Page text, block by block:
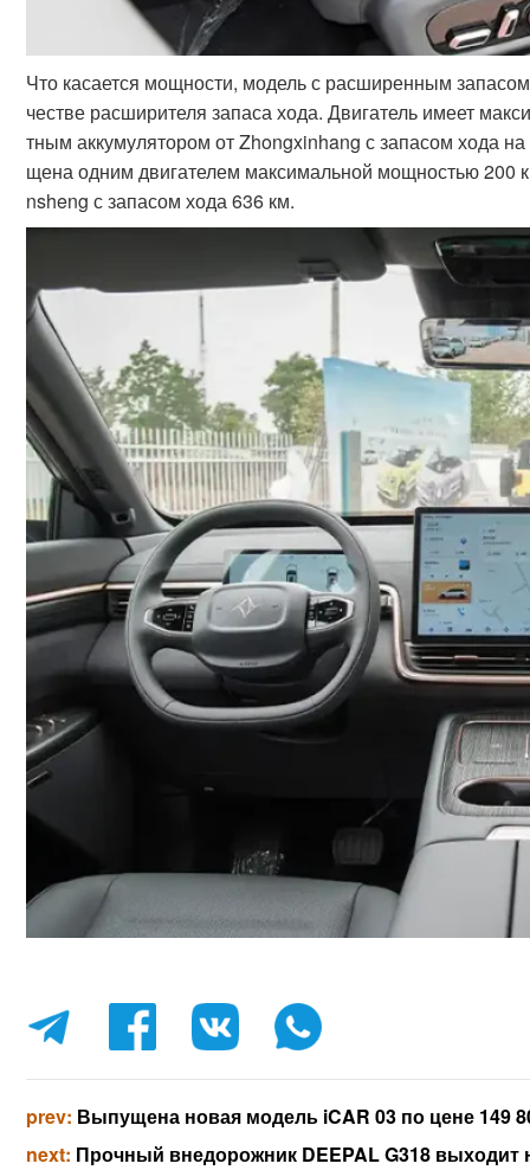
Что касается мощности, модель с расширенным
честве расширителя запаса хода. Двигатель имеет
тным аккумулятором от Zhongxinhang с запасом хода
щена одним двигателем максимальной мощностью 200
nsheng с запасом хода 636 км.
prev: Выпущена новая модель iCAR 03 по цене 149
next: Прочный внедорожник DEEPAL G318 выходит